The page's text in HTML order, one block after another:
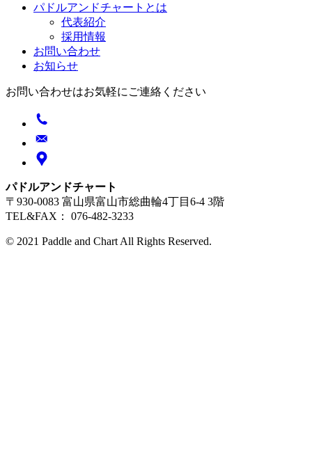
パドルアンドチャートとは
代表紹介
採用情報
お問い合わせ
お知らせ
お問い合わせはお気軽にご連絡ください
パドルアンドチャート
〒930-0083 富山県富山市総曲輪4丁目6-4 3階
TEL&FAX： 076-482-3233
© 2021 Paddle and Chart All Rights Reserved.